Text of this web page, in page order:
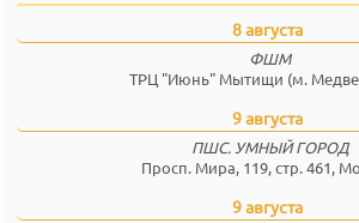
8 августа
ФШМ
ТРЦ "Июнь" Мытищи (м.
9 августа
ПШС. УМНЫЙ ГОРОД
Просп. Мира, 119, стр. 461,
9 августа